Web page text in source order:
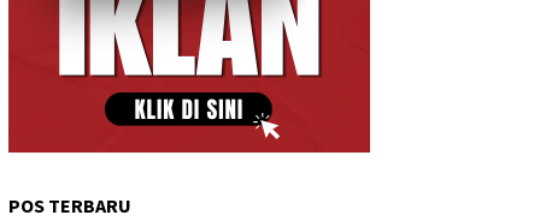
POS TERBARU